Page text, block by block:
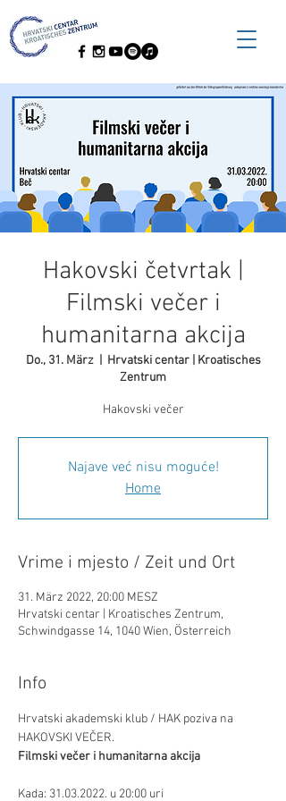
Hakovski četvrtak |
Filmski večer i
humanitarna akcija
Do., 31. März
  |
Hrvatski centar | Kroatisches
Zentrum
Hakovski večer
Najave već nisu moguće!
Home
Vrime i mjesto / Zeit und Ort
31. März 2022, 20:00 MESZ
Hrvatski centar | Kroatisches Zentrum,
Schwindgasse 14, 1040 Wien, Österreich
Info
Hrvatski akademski klub / HAK poziva na
HAKOVSKI VEČER.
Filmski večer i humanitarna akcija
Kada: 31.03.2022. u 20:00 uri